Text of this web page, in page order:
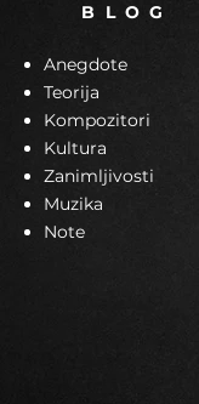
B L O G
Anegdote
Teorija
Kompozitori
Kultura
Zanimljivosti
Muzika
Note